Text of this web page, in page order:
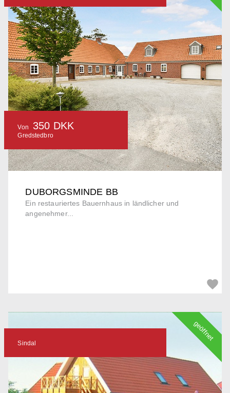
DUBORGSMINDE BB
Ein restauriertes Bauernhaus in ländlicher und
angenehmer...
Von 350 DKK
Gredstedbro
Sindal
geöffnet